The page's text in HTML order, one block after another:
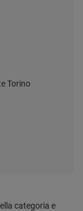
Torino
categoria e